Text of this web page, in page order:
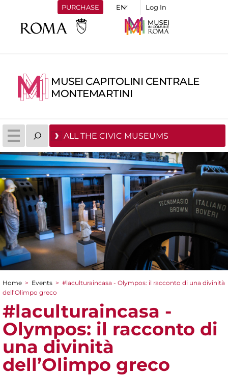
PURCHASE Log In
MUSEI CAPITOLINI CENTRALE
MONTEMARTINI
ALL THE CIVIC MUSEUMS
You are here
Home > Events > #laculturaincasa - Olympos: il racconto di una divinità
dell’Olimpo greco
#laculturaincasa -
Olympos: il racconto di
una divinità
dell’Olimpo greco